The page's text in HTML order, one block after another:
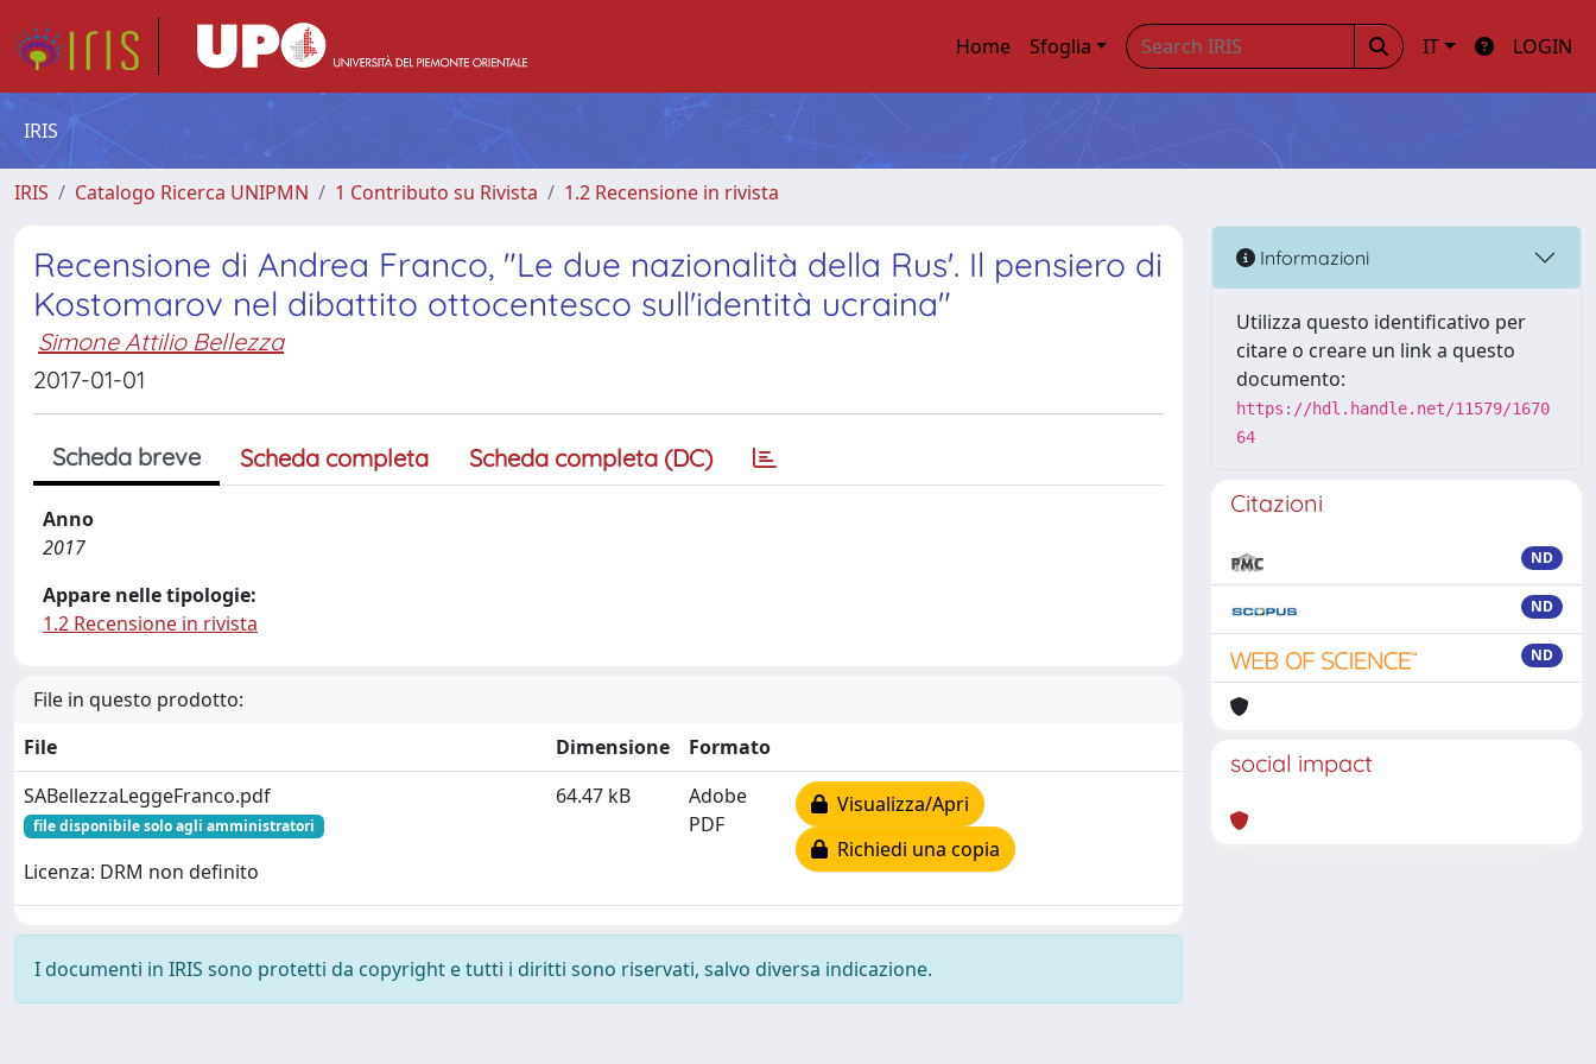
Home Sfoglia IT LOGIN
IRIS
IRIS Catalogo Ricerca UNIPMN 1 Contributo su Rivista 1.2 Recensione in rivista
Recensione di Andrea Franco, "Le due nazionalità della Rus'. Il pensiero di
Kostomarov nel dibattito ottocentesco sull'identità ucraina"
Simone Attilio Bellezza
2017-01-01
Scheda breve Scheda completa Scheda completa (DC)
Anno
2017
Appare nelle tipologie:
1.2 Recensione in rivista
File in questo prodotto:
File
Dimensione
Formato
SABellezzaLeggeFranco.pdf
file disponibile solo agli amministratori
Licenza: DRM non definito
64.47 kB
Adobe
PDF
Visualizza/Apri
Richiedi una copia
I documenti in IRIS sono protetti da copyright e tutti i diritti sono riservati, salvo diversa indicazione.
Informazioni
Utilizza questo identificativo per
citare o creare un link a questo
documento:
https://hdl.handle.net/11579/1670
64
Citazioni
ND
ND
ND
social impact